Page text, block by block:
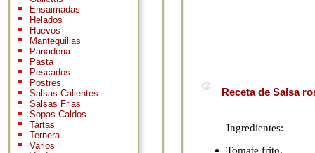
Ensaimadas
Helados
Huevos
Mantequillas
Panaderia
Pasta
Pescados
Postres
Salsas Calientes
Salsas Frias
Sopas Caldos
Tartas
Ternera
Varios
Receta de Salsa
Ingredientes:
Tomate frito,